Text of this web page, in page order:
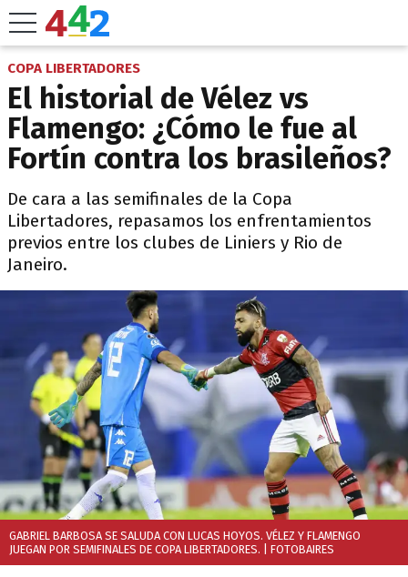
COPA LIBERTADORES
El historial de Vélez vs
Flamengo: ¿Cómo le fue al
Fortín contra los brasileños?
De cara a las semifinales de la Copa
Libertadores, repasamos los enfrentamientos
previos entre los clubes de Liniers y Rio de
Janeiro.
GABRIEL BARBOSA SE SALUDA CON LUCAS HOYOS. VÉLEZ Y FLAMENGO
JUEGAN POR SEMIFINALES DE COPA LIBERTADORES. | FOTOBAIRES